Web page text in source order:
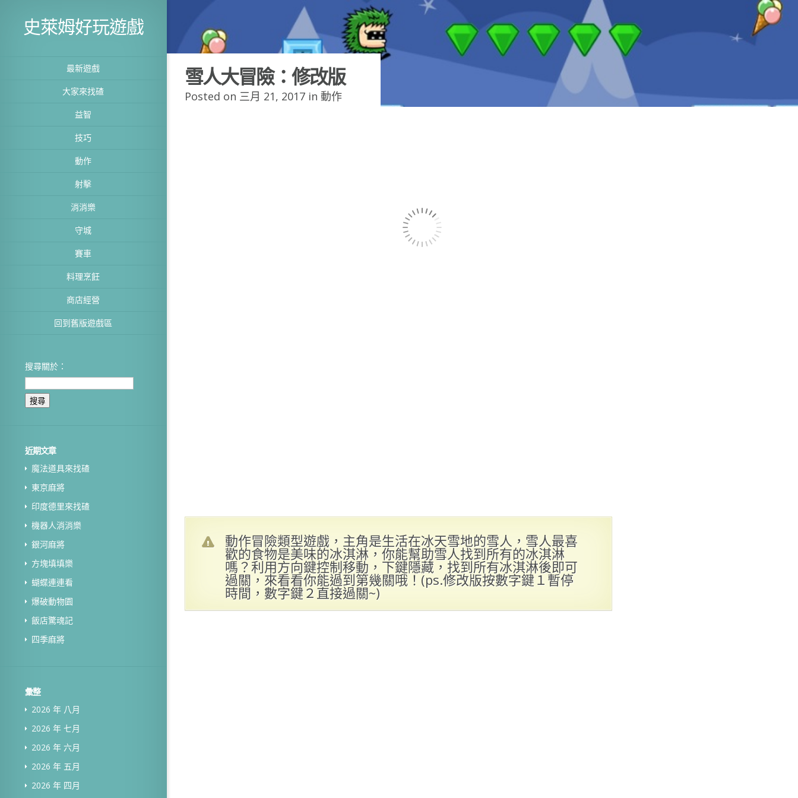
史萊姆好玩遊戲
最新遊戲
大家來找碴
益智
技巧
動作
射擊
消消樂
守城
賽車
料理烹飪
商店經營
回到舊版遊戲區
搜尋關於：
近期文章
魔法道具來找碴
東京麻將
印度德里來找碴
機器人消消樂
銀河麻將
方塊填填樂
蝴蝶連連看
爆破動物園
飯店驚魂記
四季麻將
彙整
2026 年 八月
2026 年 七月
2026 年 六月
2026 年 五月
2026 年 四月
雪人大冒險：修改版
Posted on 三月 21, 2017 in 動作
動作冒險類型遊戲，主角是生活在冰天雪地的雪人，雪人最喜
歡的食物是美味的冰淇淋，你能幫助雪人找到所有的冰淇淋
嗎？利用方向鍵控制移動，下鍵隱藏，找到所有冰淇淋後即可
過關，來看看你能過到第幾關哦！(ps.修改版按數字鍵１暫停
時間，數字鍵２直接過關~)